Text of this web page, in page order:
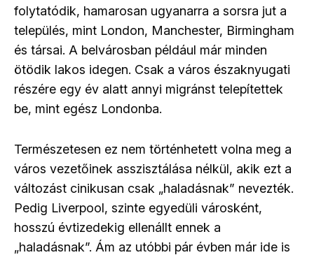
folytatódik, hamarosan ugyanarra a sorsra jut a
település, mint London, Manchester, Birmingham
és társai. A belvárosban például már minden
ötödik lakos idegen. Csak a város északnyugati
részére egy év alatt annyi migránst telepítettek
be, mint egész Londonba.
Természetesen ez nem történhetett volna meg a
város vezetőinek asszisztálása nélkül, akik ezt a
változást cinikusan csak „haladásnak” nevezték.
Pedig Liverpool, szinte egyedüli városként,
hosszú évtizedekig ellenállt ennek a
„haladásnak”. Ám az utóbbi pár évben már ide is